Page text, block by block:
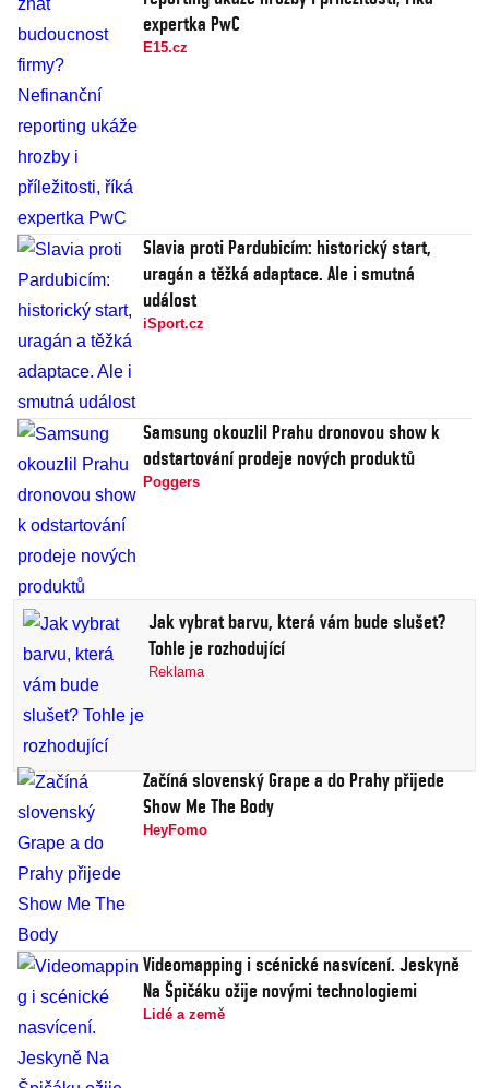
expertka PwC
E15.cz
Slavia proti Pardubicím: historický start,
uragán a těžká adaptace. Ale i smutná
událost
iSport.cz
Samsung okouzlil Prahu dronovou show k
odstartování prodeje nových produktů
Poggers
Jak vybrat barvu, která vám bude slušet?
Tohle je rozhodující
Reklama
Začíná slovenský Grape a do Prahy přijede
Show Me The Body
HeyFomo
Videomapping i scénické nasvícení. Jeskyně
Na Špičáku ožije novými technologiemi
Lidé a země